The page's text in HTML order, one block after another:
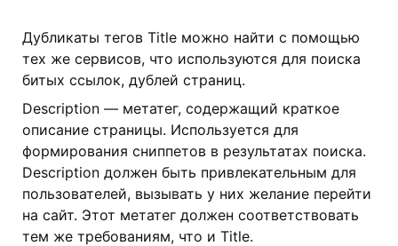
Дубликаты тегов Title можно найти с помощью
тех же сервисов, что используются для поиска
битых ссылок, дублей страниц.
Description — метатег, содержащий краткое
описание страницы. Используется для
формирования сниппетов в результатах поиска.
Description должен быть привлекательным для
пользователей, вызывать у них желание перейти
на сайт. Этот метатег должен соответствовать
тем же требованиям, что и Title.